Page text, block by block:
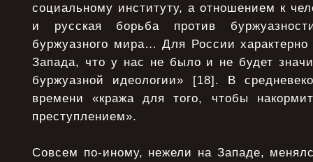
социальному институту, а отношением к
и русская борьба против
буржуазного мира… Для России
Запада, что у нас не было и не будет
буржуазной идеологии» [18]. В
времени «кража для того, чтобы
преступлением».
Совсем по-иному, нежели на Западе,